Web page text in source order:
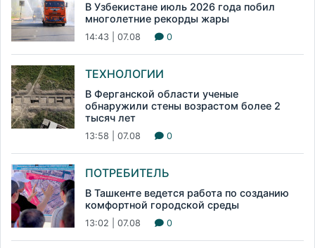
В Узбекистане июль 2026 года побил
многолетние рекорды жары
14:43 | 07.08 0
ТЕХНОЛОГИИ
В Ферганской области ученые
обнаружили стены возрастом более 2
тысяч лет
13:58 | 07.08 0
ПОТРЕБИТЕЛЬ
В Ташкенте ведется работа по созданию
комфортной городской среды
13:02 | 07.08 0